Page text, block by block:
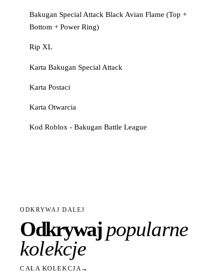
Bakugan Special Attack Black Avian Flame (Top +
Bottom + Power Ring)
Rip XL
Karta Bakugan Special Attack
Karta Postaci
Karta Otwarcia
Kod Roblox - Bakugan Battle League
ODKRYWAJ DALEJ
Odkrywajpopularne
kolekcje
CAŁA KOLEKCJA→